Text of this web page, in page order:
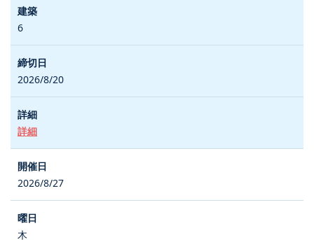
6
2026/8/20
詳細
2026/8/27
木